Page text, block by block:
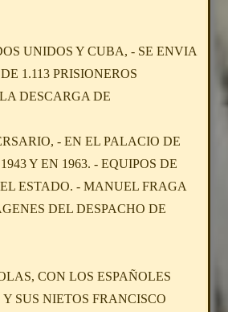
UNIDOS Y CUBA, - SE ENVIA
1.113 PRISIONEROS
DESCARGA DE
- EN EL PALACIO DE
Y EN 1963. - EQUIPOS DE
ESTADO. - MANUEL FRAGA
DEL DESPACHO DE
CON LOS ESPAÑOLES
SUS NIETOS FRANCISCO